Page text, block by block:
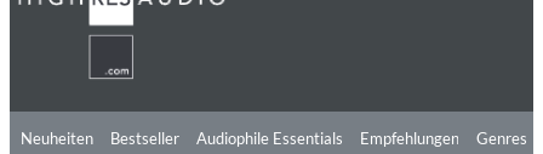
Neuheiten Bestseller Audiophile Essentials Empfehlungen Genres